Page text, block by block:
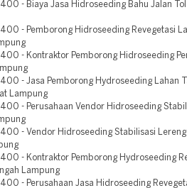
- Biaya Jasa Hidroseeding Bahu Jalan
- Pemborong Hidroseeding Revegetasi
- Kontraktor Pemborong Hidroseeding
- Jasa Pemborong Hydroseeding Lahan
Lampung
- Perusahaan Vendor Hidroseeding
- Vendor Hidroseeding Stabilisasi Lereng
- Kontraktor Pemborong Hydroseeding
Lampung
- Perusahaan Jasa Hidroseeding